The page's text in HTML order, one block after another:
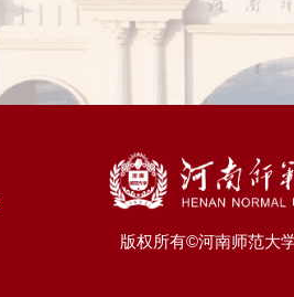
版权所有©河南师范大